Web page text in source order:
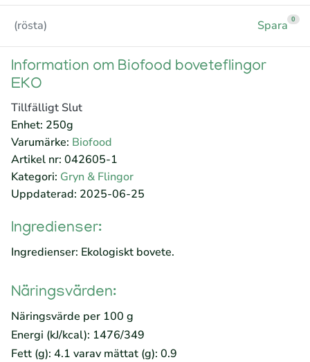
(rösta) Spara 0
Information om Biofood boveteflingor
EKO
Tillfälligt Slut
Enhet: 250g
Varumärke: Biofood
Artikel nr: 042605-1
Kategori: Gryn & Flingor
Uppdaterad: 2025-06-25
Ingredienser:
Ingredienser: Ekologiskt bovete.
Näringsvärden:
Näringsvärde per 100 g
Energi (kJ/kcal): 1476/349
Fett (g): 4.1 varav mättat (g): 0.9